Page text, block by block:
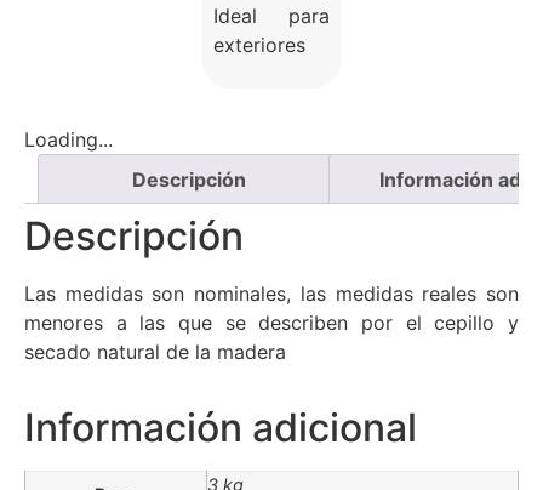
Ideal para
exteriores
Loading...
Descripción
Información
Descripción
Las medidas son nominales, las medidas reales son
menores a las que se describen por el cepillo y
secado natural de la madera
Información adicional
3 kg